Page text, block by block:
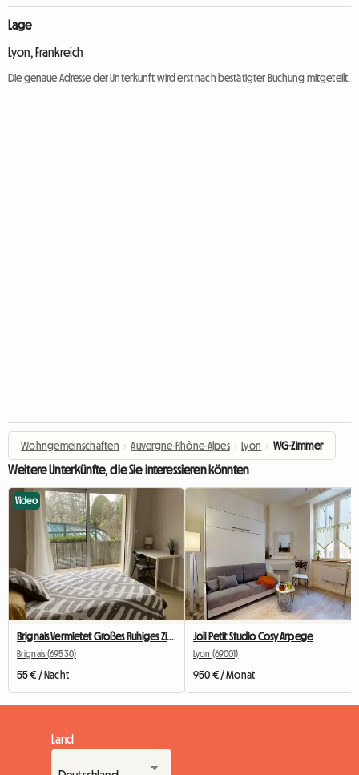
Lage
Lyon, Frankreich
Die genaue Adresse der Unterkunft wird erst nach bestätigter Buchung mitgeteilt.
Wohngemeinschaften › Auvergne-Rhône-Alpes › Lyon › WG-Zimmer
Weitere Unterkünfte, die Sie interessieren könnten
Video
Brignais Vermietet Großes Ruhiges Zimmer
Brignais (69530)
55 € / Nacht
Joli Petit Studio Cosy Arpege
Lyon (69001)
950 € / Monat
Land